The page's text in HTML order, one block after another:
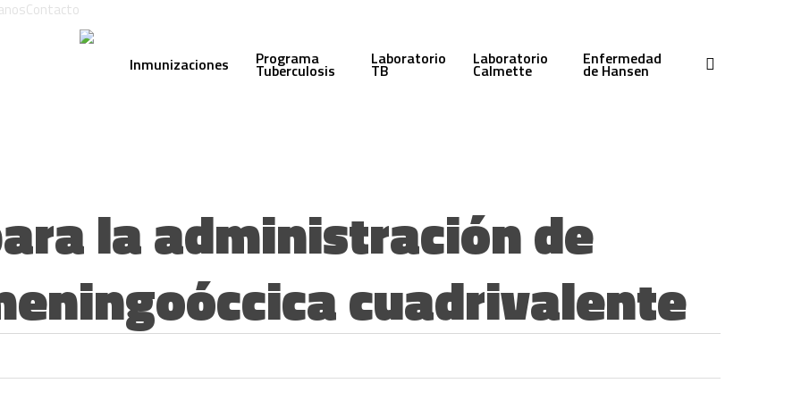
Contacto
Inmunizaciones Programa
Tuberculosis
Laboratorio
TB
Laboratorio
Calmette
Enfermedad
de Hansen search
la administración de
cuadrivalente